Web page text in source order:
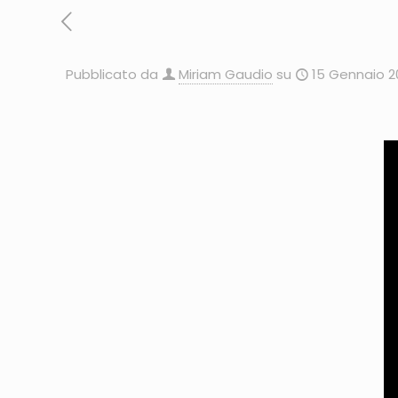
Pubblicato da Miriam Gaudio su 15 Gennaio